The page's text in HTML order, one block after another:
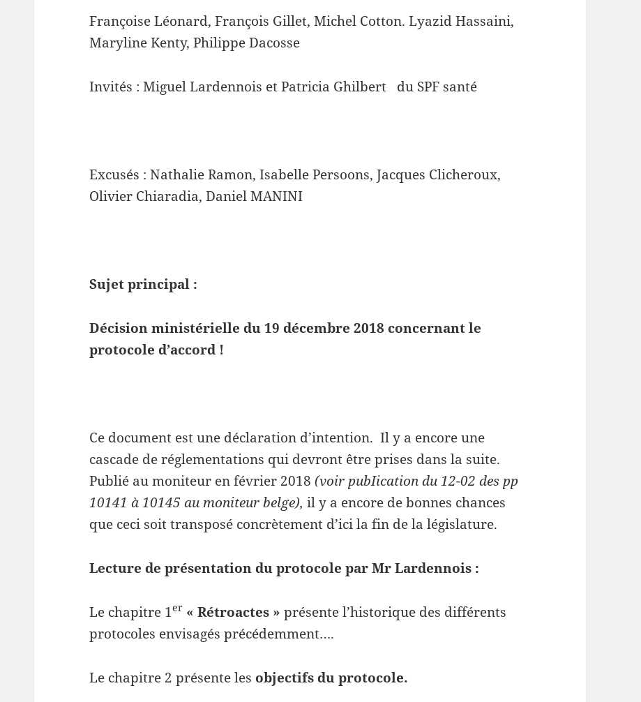
Françoise Léonard, François Gillet, Michel Cotton. Lyazid Hassaini,
Maryline Kenty, Philippe Dacosse
Invités : Miguel Lardennois et Patricia Ghilbert du SPF santé
Excusés : Nathalie Ramon, Isabelle Persoons, Jacques Clicheroux,
Olivier Chiaradia, Daniel MANINI
Sujet principal :
Décision ministérielle du 19 décembre 2018 concernant le
protocole d’accord !
Ce document est une déclaration d’intention. Il y a encore une
cascade de réglementations qui devront être prises dans la suite.
Publié au moniteur en février 2018(voir pubIication du 12-02 des pp
10141 à 10145 au moniteur belge), il y a encore de bonnes chances
que ceci soit transposé concrètement d’ici la fin de la législature.
Lecture de présentation du protocole par Mr Lardennois :
Le chapitre 1er « Rétroactes » présente l’historique des différents
protocoles envisagés précédemment….
Le chapitre 2 présente les objectifs du protocole.